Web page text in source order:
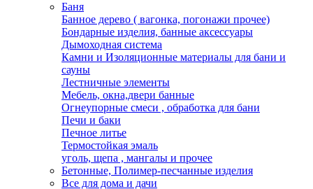
Баня
Банное дерево ( вагонка, погонажи прочее)
Бондарные изделия, банные аксессуары
Дымоходная система
Камни и Изоляционные материалы для бани и
сауны
Лестничные элементы
Мебель, окна,двери банные
Огнеупорные смеси , обработка для бани
Печи и баки
Печное литье
Термостойкая эмаль
уголь, щепа , мангалы и прочее
Бетонные, Полимер-песчанные изделия
Все для дома и дачи